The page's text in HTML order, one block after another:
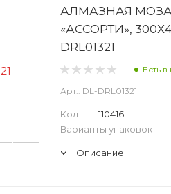
АЛМАЗНАЯ
«АССОРТИ»,
DRL01321
Есть
Арт.: DL-DRL01321
Код — 110416
Варианты упаковок —
Описание